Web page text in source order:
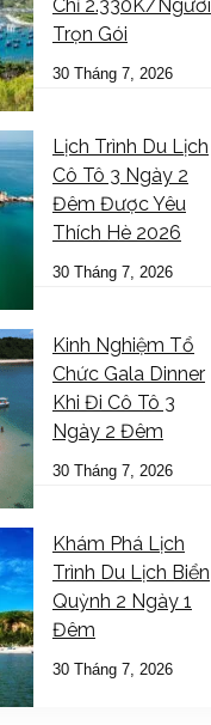
Chỉ 2.330K/Người
Trọn Gói
30 Tháng 7, 2026
Lịch Trình Du Lịch
Cô Tô 3 Ngày 2
Đêm Được Yêu
Thích Hè 2026
30 Tháng 7, 2026
Kinh Nghiệm Tổ
Chức Gala Dinner
Khi Đi Cô Tô 3
Ngày 2 Đêm
30 Tháng 7, 2026
Khám Phá Lịch
Trình Du Lịch Biển
Quỳnh 2 Ngày 1
Đêm
30 Tháng 7, 2026